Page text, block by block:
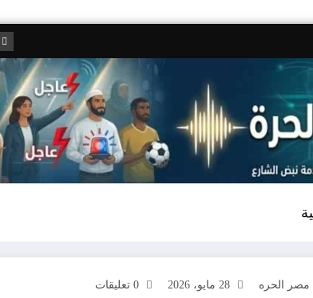
الحره 28 مايو، 2026 0 تعليقات